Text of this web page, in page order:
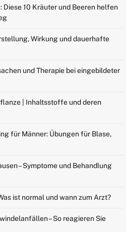
Diese 10 Kräuter und Beeren helfen
Wirkung und dauerhafte
und Therapie bei eingebildeter
| Inhaltsstoffe und deren
für Männer: Übungen für Blase,
– Symptome und Behandlung
ist normal und wann zum Arzt?
– So reagieren Sie